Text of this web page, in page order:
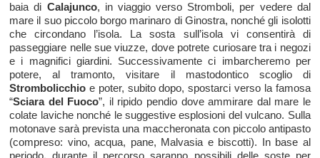
baia di Calajunco, in viaggio verso Stromboli, per vedere dal
mare il suo piccolo borgo marinaro di Ginostra, nonché gli isolotti
che circondano l’isola. La sosta sull’isola vi consentirà di
passeggiare nelle sue viuzze, dove potrete curiosare tra i negozi
e i magnifici giardini. Successivamente ci imbarcheremo per
potere, al tramonto, visitare il mastodontico scoglio di
Strombolicchio e poter, subito dopo, spostarci verso la famosa
“Sciara del Fuoco”, il ripido pendio dove ammirare dal mare le
colate laviche nonché le suggestive esplosioni del vulcano. Sulla
motonave sarà prevista una maccheronata con piccolo antipasto
(compreso: vino, acqua, pane, Malvasia e biscotti). In base al
periodo, durante il percorso saranno possibili delle soste per